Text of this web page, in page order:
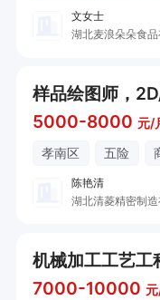
文女士
湖北麦浪朵朵食品
样品绘图师，
5000-8000 元/
孝南区 五险
陈艳清
湖北清菱精密制造
机械加工工艺工
7000-10000